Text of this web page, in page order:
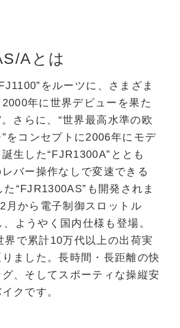
Aとは
をルーツに、さまざま
年に世界デビューを果た
さらに、“世界最高水準の欧
をコンセプトに2006年にモデ
生した“FJR1300A”ととも
バー操作なしで変速できる
“FJR1300AS”も開発されま
月から電子制御スロットル
ようやく国内仕様も登場。
界で累計10万代以上の出荷実
ました。長時間・長距離の快
、そしてスポーティな操縦安
クです。